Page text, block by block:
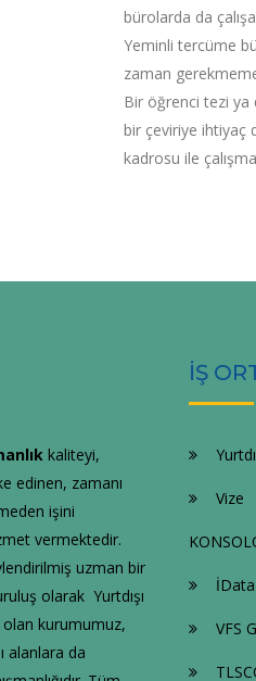
bürolarda da
Yeminli tercüme
zaman
Bir öğrenci tezi ya
bir çeviriye ihtiyaç
kadrosu ile
kaliteyi,
edinen, zamanı
işini
vermektedir.
uzman bir
olarak Yurtdışı
olan kurumumuz,
alanlara da
İŞ
Vize
İData
VFS